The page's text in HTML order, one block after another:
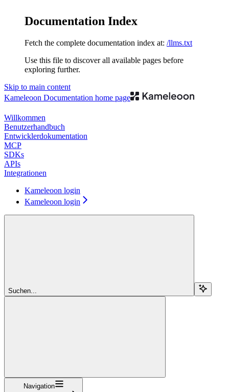
Documentation Index
Fetch the complete documentation index at: /llms.txt
Use this file to discover all available pages before
exploring further.
Skip to main content
Kameleoon Documentation home page
Willkommen
Benutzerhandbuch
Entwicklerdokumentation
MCP
SDKs
APIs
Integrationen
Kameleoon login
Kameleoon login
Suchen...
Navigation